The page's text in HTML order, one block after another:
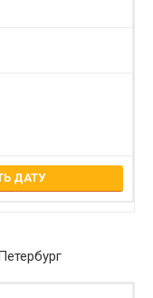
ДАТУ